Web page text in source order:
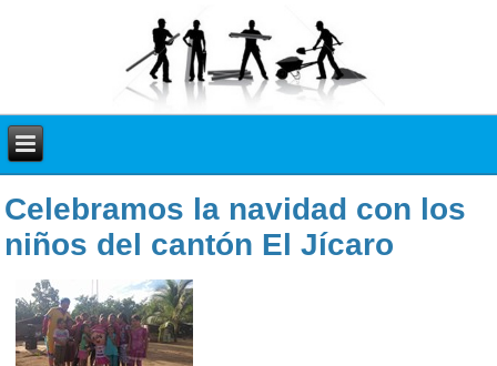
Celebramos la navidad con los
niños del cantón El Jícaro